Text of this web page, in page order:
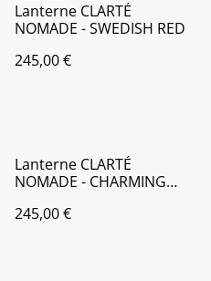
Lanterne CLARTÉ
NOMADE - SWEDISH RED
245,00 €
Lanterne CLARTÉ
NOMADE - CHARMING
245,00 €